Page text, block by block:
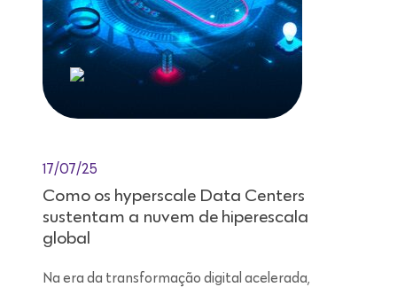
17/07/25
Como os hyperscale Data Centers
sustentam a nuvem de hiperescala
global
Na era da transformação digital acelerada,